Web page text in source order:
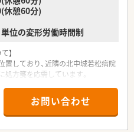
憩60分)
位の変形労働時間制
】
しており、近隣の北中城若松病院
方箋を応需しています。
ち着いた環境です。
体制ですが、地域に根ざした医
ナーを目指しています。
お問い合わせ